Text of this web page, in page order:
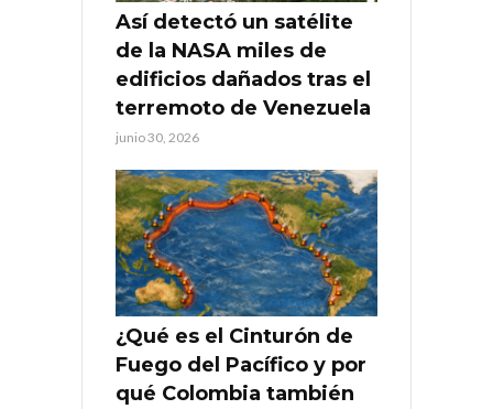
Así detectó un satélite
de la NASA miles de
edificios dañados tras el
terremoto de Venezuela
junio 30, 2026
¿Qué es el Cinturón de
Fuego del Pacífico y por
qué Colombia también